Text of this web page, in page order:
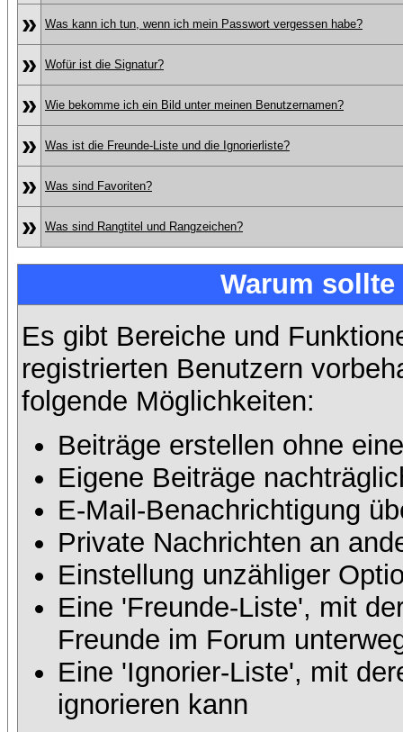
» Was kann ich tun, wenn ich mein Passwort vergessen habe?
» Wofür ist die Signatur?
» Wie bekomme ich ein Bild unter meinen Benutzernamen?
» Was ist die Freunde-Liste und die Ignorierliste?
» Was sind Favoriten?
» Was sind Rangtitel und Rangzeichen?
Warum
Es gibt Bereiche und
registrierten Benutzern
folgende Möglichkeiten:
Beiträge erstellen ohne
Eigene Beiträge
E-Mail-Benachrichtigung
Private Nachrichten an
Einstellung unzähliger
Eine 'Freunde-Liste', mit
Freunde im Forum
Eine 'Ignorier-Liste', mit
ignorieren kann